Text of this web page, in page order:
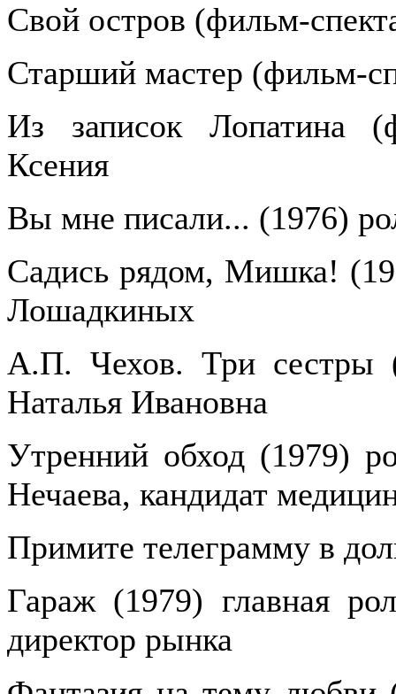
Свой остров (фильм-
Старший мастер (фильм-
Из записок Лопатина
Ксения
Вы мне писали... (1976)
Садись рядом, Мишка!
Лошадкиных
А.П. Чехов. Три сестры
Наталья Ивановна
Утренний обход (1979)
Нечаева, кандидат
Примите телеграмму в
Гараж (1979) главная
директор рынка